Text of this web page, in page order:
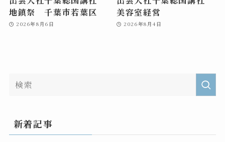
地鎮祭 千葉市若葉区
2026年8月6日
美容室経営
2026年8月4日
新着記事